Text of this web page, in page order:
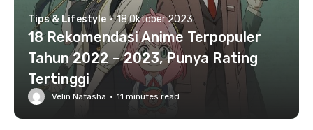
Tips & Lifestyle · 18 Oktober 2023
18 Rekomendasi Anime Terpopuler
Tahun 2022 – 2023, Punya Rating
Tertinggi
Velin Natasha · 11 minutes read